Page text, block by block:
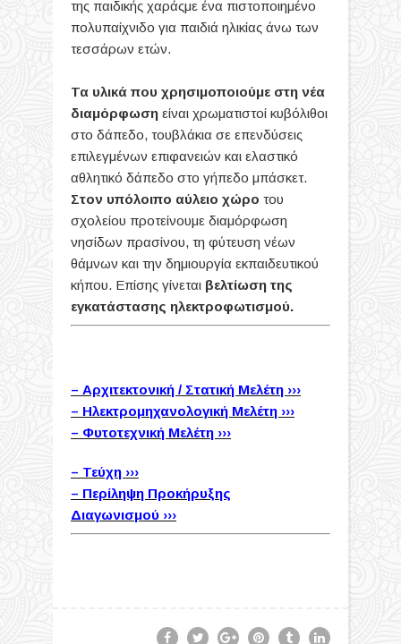
της παιδικής χαράςμε ένα πιστοποιημένο
πολυπαίχνιδο για παιδιά ηλικίας άνω των
τεσσάρων ετών.
Τα υλικά που χρησιμοποιούμε στη νέα
διαμόρφωση είναι χρωματιστοί κυβόλιθοι
στο δάπεδο, τουβλάκια σε επενδύσεις
επιλεγμένων επιφανειών και ελαστικό
αθλητικό δάπεδο στο γήπεδο μπάσκετ.
Στον υπόλοιπο αύλειο χώρο του
σχολείου προτείνουμε διαμόρφωση
νησίδων πρασίνου, τη φύτευση νέων
θάμνων και την δημιουργία εκπαιδευτικού
κήπου. Επίσης γίνεται βελτίωση της
εγκατάστασης ηλεκτροφωτισμού.
– Αρχιτεκτονική / Στατική Μελέτη ›››
– Ηλεκτρομηχανολογική Μελέτη ›››
– Φυτοτεχνική Μελέτη ›››
– Τεύχη ›››
– Περίληψη Προκήρυξης
Διαγωνισμού ›››